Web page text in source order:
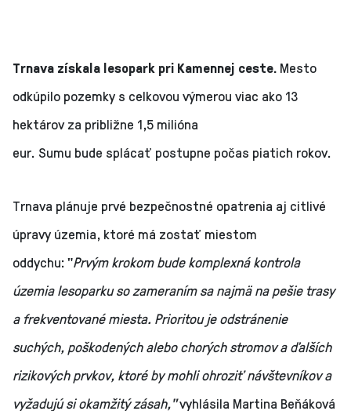
Trnava získala lesopark pri Kamennej ceste. Mesto
odkúpilo pozemky s celkovou výmerou viac ako 13
hektárov za približne 1,5 milióna
eur. Sumu bude splácať postupne počas piatich rokov.
Trnava plánuje prvé bezpečnostné opatrenia aj citlivé
úpravy územia, ktoré má zostať miestom
oddychu: "Prvým krokom bude komplexná kontrola
územia lesoparku so zameraním sa najmä na pešie trasy
a frekventované miesta. Prioritou je odstránenie
suchých, poškodených alebo chorých stromov a ďalších
rizikových prvkov, ktoré by mohli ohroziť návštevníkov a
vyžadujú si okamžitý zásah,"vyhlásila Martina Beňáková